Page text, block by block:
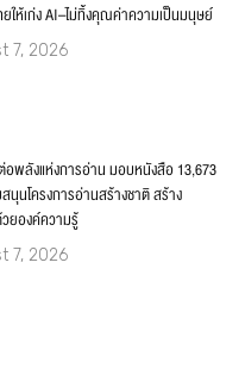
ให้เก่ง AI–ไม่ทิ้งคุณค่าความเป็นมนุษย์
7, 2026
อพลังแห่งการอ่าน มอบหนังสือ 13,673
นุนโครงการอ่านสร้างชาติ สร้าง
ยองค์ความรู้
7, 2026